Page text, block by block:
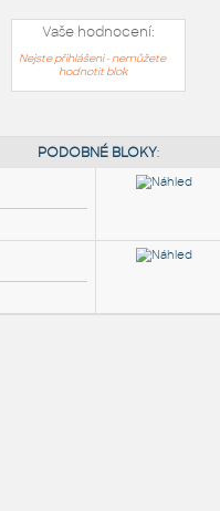
Vaše hodnocení:
Nejste přihlášeni - nemůžete
hodnotit blok